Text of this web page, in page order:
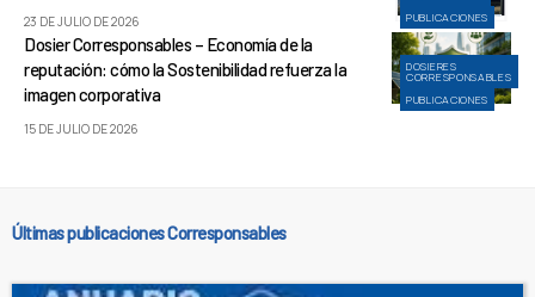
PUBLICACIONES
23 DE JULIO DE 2026
DOSIERES
CORRESPONSABLES
PUBLICACIONES
Dosier Corresponsables – Economía de la
reputación: cómo la Sostenibilidad refuerza la
imagen corporativa
15 DE JULIO DE 2026
Últimas publicaciones Corresponsables